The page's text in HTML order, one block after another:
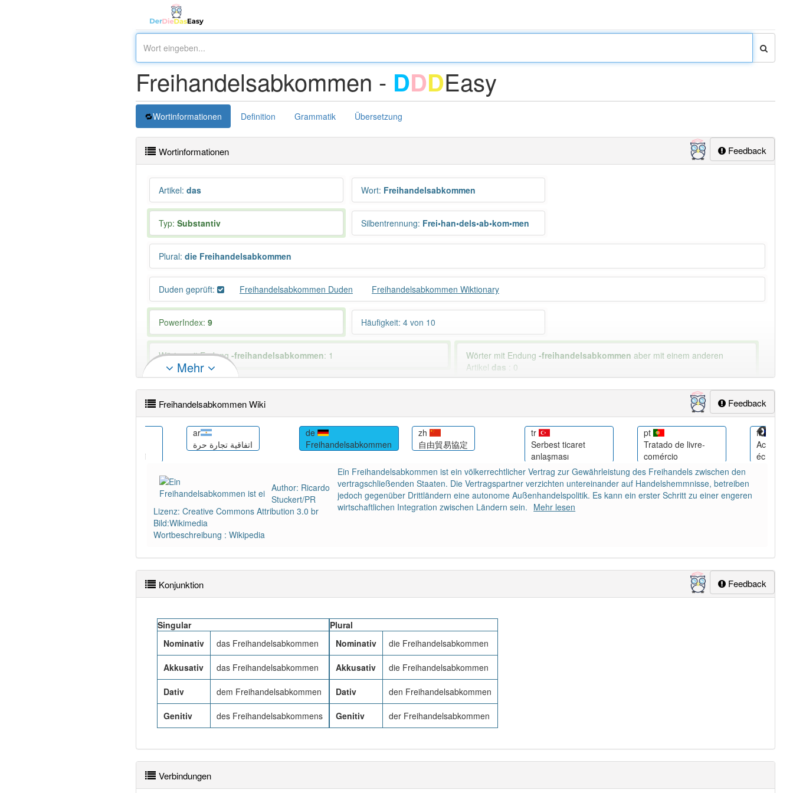
Freihandelsabkommen - DDDEasy
Wortinformationen Definition Grammatik Übersetzung
Feedback
Wortinformationen
Artikel: das Wort: Freihandelsabkommen
Typ: Substantiv Silbentrennung: Frei•han•dels•ab•kom•men
Plural: die Freihandelsabkommen
Duden geprüft: Freihandelsabkommen Duden Freihandelsabkommen Wiktionary
PowerIndex: 9 Häufigkeit: 4 von 10
Wörter mit Endung -freihandelsabkommen: 1 Wörter mit Endung-freihandelsabkommen aber mit einem anderen
Artikel das : 0
Das Wort wird häufig verwendet im Bereich 93% unserer Spielapp-Nutzer haben den Artikel korrekt erraten.
Mehr
Feedback
Freihandelsabkommen Wiki
slobodnoj trgovini
ar
اتفاقية تجارة حرة
de
Freihandelsabkommen
zh
自由貿易協定
tr
Serbest ticaret
anlaşması
pt
Tratado de livre-
comércio
fr
Accord
échange
Author: Ricardo
Stuckert/PR
Lizenz: Creative Commons Attribution 3.0 br
Bild:Wikimedia
Wortbeschreibung : Wikipedia
Ein Freihandelsabkommen ist ein völkerrechtlicher Vertrag zur Gewährleistung des Freihandels zwischen den
vertragschließenden Staaten. Die Vertragspartner verzichten untereinander auf Handelshemmnisse, betreiben
jedoch gegenüber Drittländern eine autonome Außenhandelspolitik. Es kann ein erster Schritt zu einer engeren
wirtschaftlichen Integration zwischen Ländern sein. Mehr lesen
Feedback
Konjunktion
Singular
Nominativ
das Freihandelsabkommen
Akkusativ das Freihandelsabkommen
Dativ dem Freihandelsabkommen
Genitiv des Freihandelsabkommens
Plural
Nominativ
die Freihandelsabkommen
Akkusativ die Freihandelsabkommen
Dativ den Freihandelsabkommen
Genitiv der Freihandelsabkommen
Verbindungen